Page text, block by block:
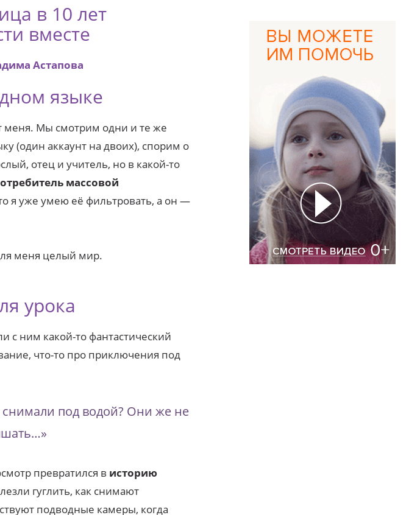
в 10 лет
вместе
Астапова
языке
Мы смотрим одни и те же
(один аккаунт на двоих), спорим о
отец и учитель, но в какой-то
массовой
я уже умею её фильтровать, а он —
меня целый мир.
урока
с ним какой-то фантастический
что-то про приключения под
снимали под водой? Они же не
превратился в историю
гуглить, как снимают
подводные камеры, когда